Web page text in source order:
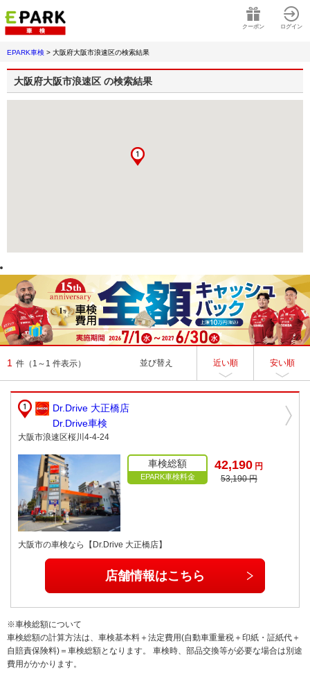
クーポン ログイン
EPARK車検 > 大阪府大阪市浪速区の検索結果
大阪府大阪市浪速区 の検索結果
1 件 （1～1 件表示） 並び替え 近い順 安い順
Dr.Drive 大正橋店
Dr.Drive車検
大阪市浪速区桜川4-4-24
車検総額
EPARK車検料金
42,190 円
53,190 円
大阪市の車検なら【Dr.Drive 大正橋店】
店舗情報はこちら
※車検総額について
車検総額の計算方法は、車検基本料＋法定費用(自動車重量税＋印紙・証紙代＋
自賠責保険料)＝車検総額となります。 車検時、部品交換等が必要な場合は別途
費用がかかります。